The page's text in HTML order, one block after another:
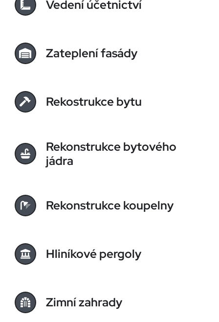
Vedení účetnictví
Zateplení fasády
Rekostrukce bytu
Rekonstrukce bytového
jádra
Rekonstrukce koupelny
Hliníkové pergoly
Zimní zahrady